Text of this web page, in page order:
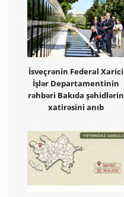
İsveçrənin Federal Xarici
İşlər Departamentinin
rəhbəri Bakıda şəhidlərin
xatirəsini anıb